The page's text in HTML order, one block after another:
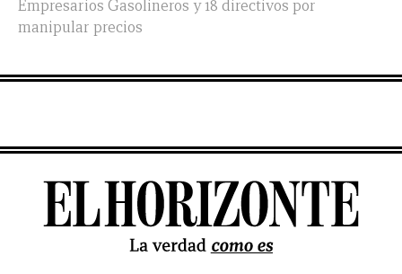
Empresarios Gasolineros y 18 directivos por
manipular precios